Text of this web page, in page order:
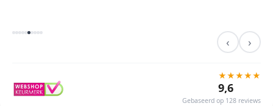
‹ ›
★★★★★
9,6
Gebaseerd op 128 reviews